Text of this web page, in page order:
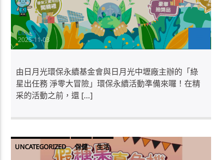
Liu-CS
2025-11-03
由日月光環保永續基金會與日月光中壢廠主辦的「綠
星出任務 淨零大冒險」環保永續活動準備來囉！在精
采的活動之前，還 […]
UNCATEGORIZED 保健 生活